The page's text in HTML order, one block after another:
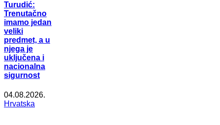
Turudić:
Trenutačno
imamo jedan
veliki
predmet, a u
njega je
uključena i
nacionalna
sigurnost
04.08.2026.
Hrvatska